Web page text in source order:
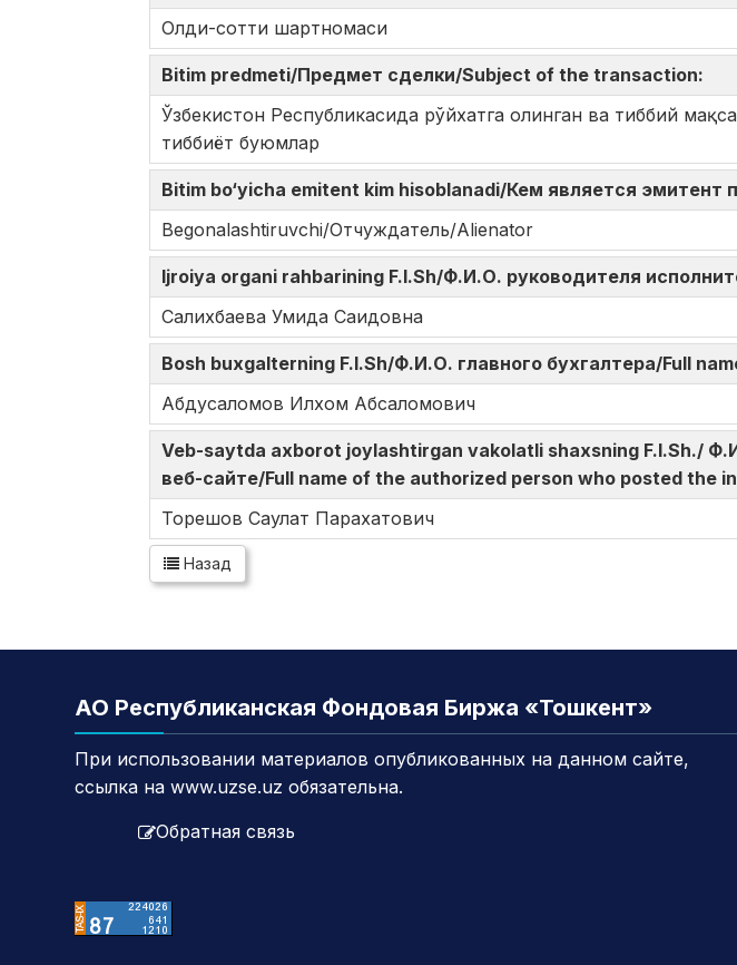
Oлди-сотти шартномаси
Bitim predmeti/Предмет сделки/Subject of the transaction:
Ўзбекистон Республикасида рўйхатга олинган ва тиббий
тиббиёт буюмлар
Bitim bo‘yicha emitent kim hisoblanadi/Кем является
Begonalashtiruvchi/Отчуждатель/Alienator
Ijroiya organi rahbarining F.I.Sh/Ф.И.О. руководителя
Салихбаева Умида Саидовна
Bosh buxgalterning F.I.Sh/Ф.И.О. главного бухгалтера/Full
Абдусаломов Илхом Абсаломович
Veb-saytda axborot joylashtirgan vakolatli shaxsning F.I.Sh./
веб-сайте/Full name of the authorized person who posted the
Торешов Саулат Парахатович
Назад
АО Республиканская Фондовая Биржа «Тошкент»
При использовании материалов опубликованных на данном сайте,
ссылка на www.uzse.uz обязательна.
Обратная связь